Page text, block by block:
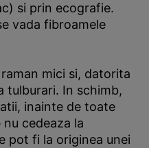
si prin ecografie.
vada fibroamele
mici si, datorita
tulburari. In schimb,
inainte de toate
cedeaza la
pot fi la originea unei